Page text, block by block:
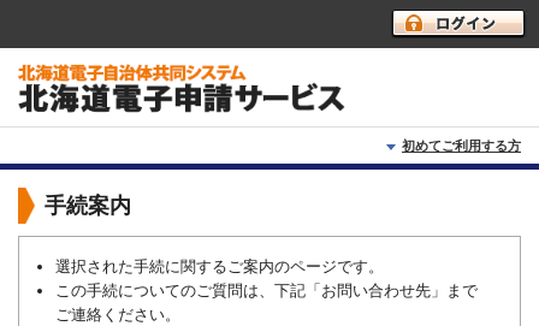
初めてご利用する方
初めて利用する方へ
利用上の注意
手続案内
選択された手続に関するご案内のページです。
この手続についてのご質問は、下記「お問い合わせ先」まで
ご連絡ください。